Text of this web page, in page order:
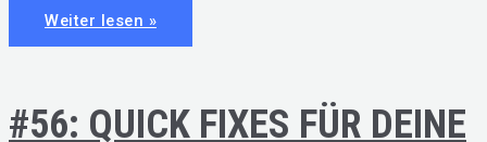
#63:
5
TIPPS
Weiter lesen »
#56: QUICK FIXES FÜR DEINE